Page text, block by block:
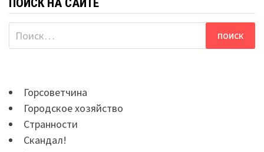
ПОИСК НА САЙТЕ
Найти:
Горсоветчина
Городское хозяйство
Странности
Скандал!